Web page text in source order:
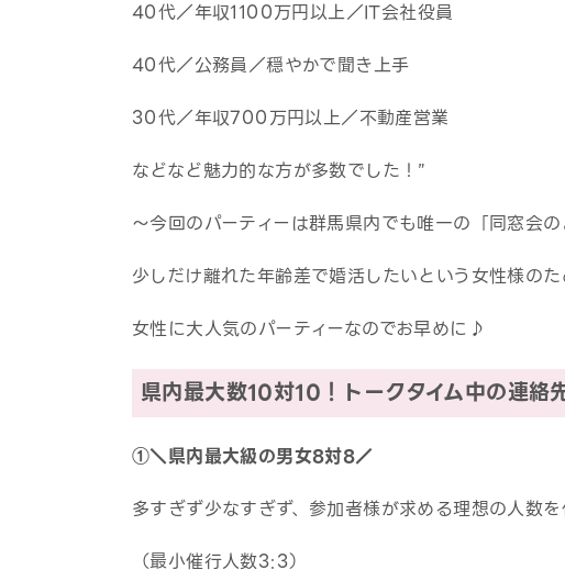
40代／年収1100万円以上／IT会社役員
40代／公務員／穏やかで聞き上手
30代／年収700万円以上／不動産営業
などなど魅力的な方が多数でした！”
～今回のパーティーは群馬県内でも唯一の「同窓会
少しだけ離れた年齢差で婚活したいという女性様のた
女性に大人気のパーティーなのでお早めに♪
県内最大数10対10！トークタイム中の連絡
①＼県内最大級の男女8対8／
多すぎず少なすぎず、参加者様が求める理想の人数を
（最小催行人数3:3）